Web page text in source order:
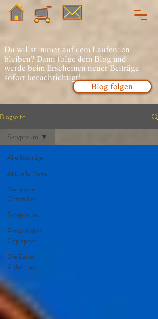
Blog folgen
Du willst immer auf dem Laufenden
bleiben? Dann folge dem Blog und
werde beim Erscheinen neuer Beiträge
sofort benachrichtigt!
Blogseite
Alle Beiträge
Aktuelle News
Nebelpfad-
Chroniken
Skrypteum
Persönliches
Geplapper
Die Zeiten
ändern sich
Skrypteum